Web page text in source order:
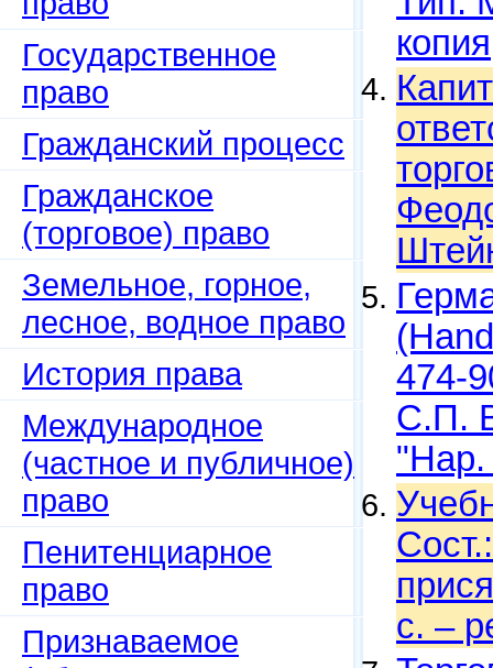
Государственное
право
Гражданский процесс
Гражданское
(торговое) право
Земельное, горное,
лесное, водное право
История права
Международное
(частное и публичное)
право
Пенитенциарное
право
Признаваемое
копия
474-
С.П.
"Нар.
с. –